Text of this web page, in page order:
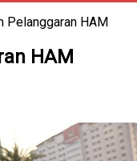
Pelanggaran HAM
HAM